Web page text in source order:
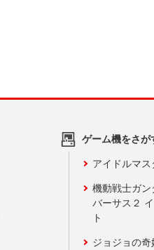
ゲーム機をさが
アイドルマ
機動戦士ガン
バーサス２
ト
ジョジョの